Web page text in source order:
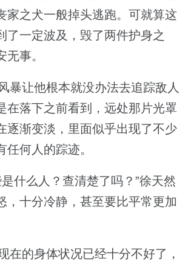
家之犬一般掉头逃跑。可就算这
了一定波及，毁了两件护身之
事。
让他根本就没办法去追踪敌人
在落下之前看到，远处那片光罩
逐渐变淡，里面似乎出现了不少
何人的踪迹。
什么人？查清楚了吗？”徐天然
，十分冷静，甚至要比平常更加
的身体状况已经十分不好了，